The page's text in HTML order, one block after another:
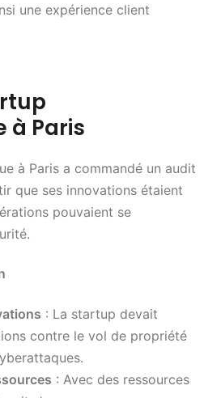
une expérience client
à Paris
à Paris a commandé un audit
que ses innovations étaient
pouvaient se
: La startup devait
contre le vol de propriété
: Avec des ressources